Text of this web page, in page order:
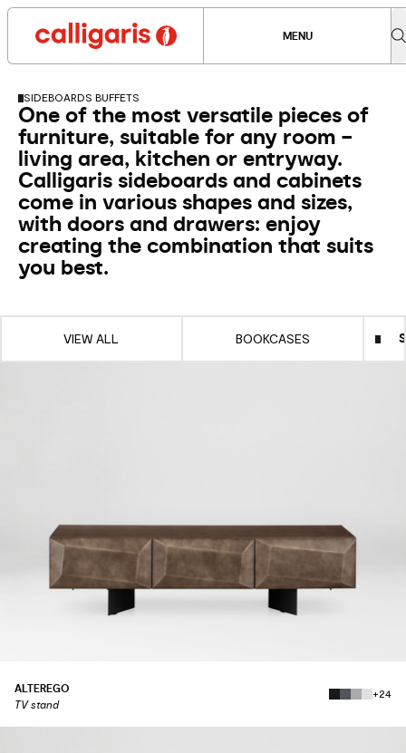
MENU
SIDEBOARDS BUFFETS
One of the most versatile pieces of
furniture, suitable for any room –
living area, kitchen or entryway.
Calligaris sideboards and cabinets
come in various shapes and sizes,
with doors and drawers: enjoy
creating the combination that suits
you best.
VIEW ALL BOOKCASES
ALTEREGO
TV stand
+24